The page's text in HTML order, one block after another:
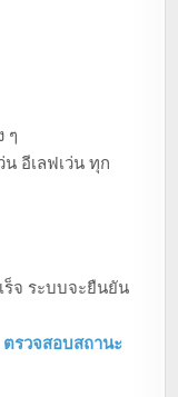
ๆ
น อีเลฟเว่น ทุก
ร็จ ระบบจะยืนยัน
ตรวจสอบสถานะ